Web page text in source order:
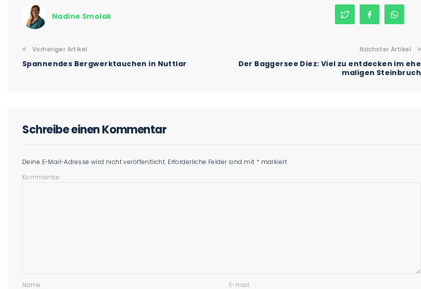
Nadine Smolak
Vorheriger Artikel
Spannendes Bergwerktauchen in Nuttlar
Nächster Artikel
Der Baggersee Diez: Viel zu entdecken im ehe
maligen Steinbruch
Schreibe einen Kommentar
Deine E-Mail-Adresse wird nicht veröffentlicht. Erforderliche Felder sind mit * markiert
Kommentar
Name E-mail